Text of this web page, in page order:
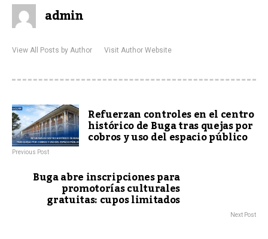
admin
View All Posts by Author Visit Author Website
Refuerzan controles en el centro
histórico de Buga tras quejas por
cobros y uso del espacio público
Previous Post
Buga abre inscripciones para
promotorías culturales
gratuitas: cupos limitados
Next Post